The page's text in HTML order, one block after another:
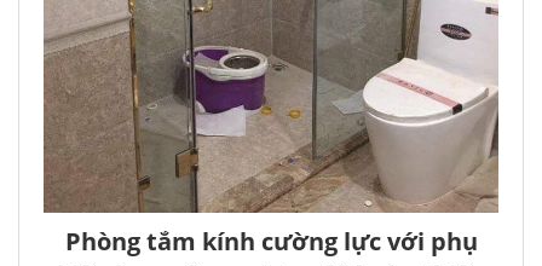
Phòng tắm kính cường lực với phụ